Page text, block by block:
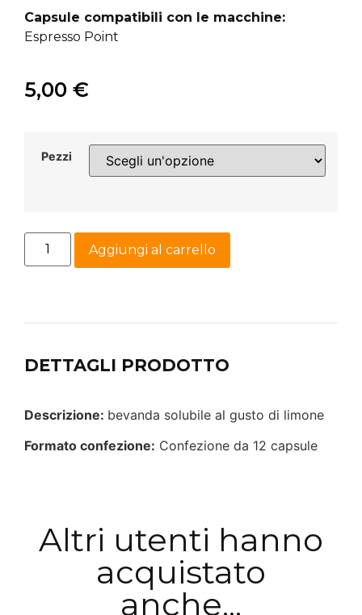
Capsule compatibili con le macchine:
Espresso Point
5,00 €
Pezzi
Aggiungi al carrello
DETTAGLI PRODOTTO
Descrizione: bevanda solubile al gusto di limone
Formato confezione: Confezione da 12 capsule
Altri utenti hanno
acquistato
anche...